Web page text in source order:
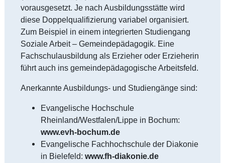
vorausgesetzt. Je nach Ausbildungsstätte wird
diese Doppelqualifizierung variabel organisiert.
Zum Beispiel in einem integrierten Studiengang
Soziale Arbeit – Gemeindepädagogik. Eine
Fachschulausbildung als Erzieher oder Erzieherin
führt auch ins gemeindepädagogische Arbeitsfeld.
Anerkannte Ausbildungs- und Studiengänge sind:
Evangelische Hochschule
Rheinland/Westfalen/Lippe in Bochum:
www.evh-bochum.de
Evangelische Fachhochschule der Diakonie
in Bielefeld:www.fh-diakonie.de